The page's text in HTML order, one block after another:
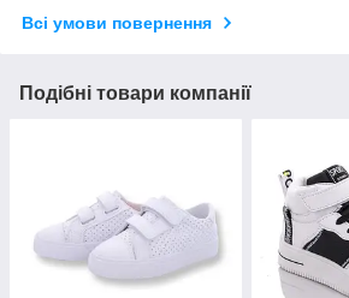
Всі умови повернення
Подібні товари компанії